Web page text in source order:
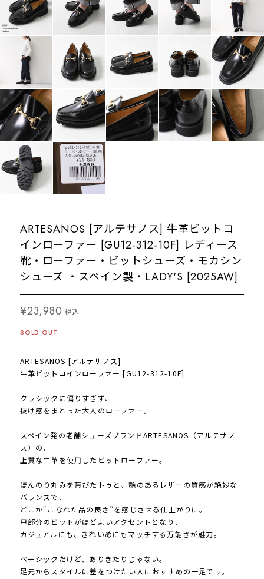
ARTESANOS [アルテサノス] 牛革ビットコ
インローファー [GU12-312-10F] レディース
靴・ローファー・ビットシューズ・モカシン
シューズ ・スペイン製・LADY'S [2025AW]
¥23,980 税込
SOLD OUT
ARTESANOS [アルテサノス]
牛革ビットコインローファー [GU12-312-10F]
クラシックに偏りすぎず、
抜け感をまとった大人のローファー。
スペイン発の老舗シューズブランドARTESANOS（アルテサノ
ス）の、
上質な牛革を使用したビットローファー。
ほんのり丸みを帯びたトゥと、艶のあるレザーの質感が絶妙な
バランスで、
どこか“こなれた品の良さ”を感じさせる仕上がりに。
甲部分のビットがほどよいアクセントとなり、
カジュアルにも、きれいめにもマッチする万能さが魅力。
ベーシックだけど、ありきたりじゃない。
足元からスタイルに差をつけたい人におすすめの一足です。